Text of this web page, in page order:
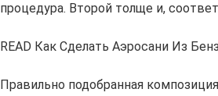
процедура. Второй толще и,
READ Как Сделать Аэросани Из
Правильно подобранная